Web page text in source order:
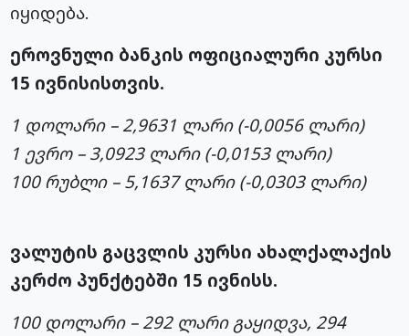
იყიდება.
ეროვნული ბანკის ოფიციალური კურსი
15 ივნისისთვის.
1 დოლარი – 2,9631 ლარი (-0,0056 ლარი)
1 ევრო – 3,0923 ლარი (-0,0153 ლარი)
100 რუბლი – 5,1637 ლარი (-0,0303 ლარი)
ვალუტის გაცვლის კურსი ახალქალაქის
კერძო პუნქტებში 15 ივნისს.
100 დოლარი – 292 ლარი გაყიდვა, 294